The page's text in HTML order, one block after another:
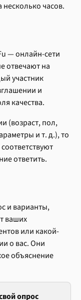
часов.
— онлайн-сети
отвечают на
участник
и
качества.
(возраст, пол,
и т. д.), то
ответить.
и варианты,
ваших
или какой-
о вас. Они
объяснение
опрос